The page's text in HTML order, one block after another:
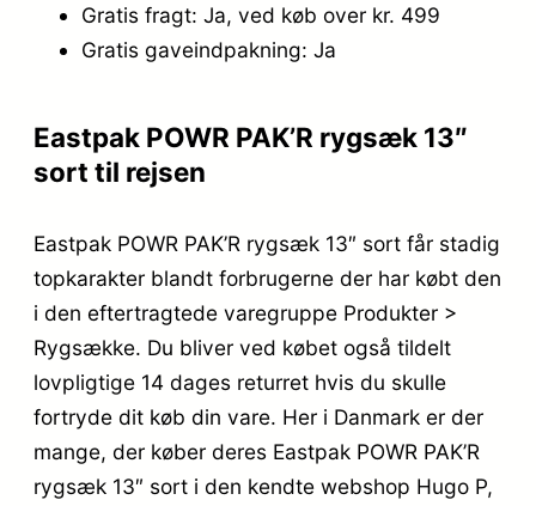
Gratis fragt: Ja, ved køb over kr. 499
Gratis gaveindpakning: Ja
Eastpak POWR PAK’R rygsæk 13″
sort til rejsen
Eastpak POWR PAK’R rygsæk 13″ sort får stadig
topkarakter blandt forbrugerne der har købt den
i den eftertragtede varegruppe Produkter >
Rygsække. Du bliver ved købet også tildelt
lovpligtige 14 dages returret hvis du skulle
fortryde dit køb din vare. Her i Danmark er der
mange, der køber deres Eastpak POWR PAK’R
rygsæk 13″ sort i den kendte webshop Hugo P,